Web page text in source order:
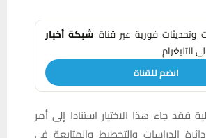
وتحديثات فورية عبر قناة شبكة أخبار
التليغرام
انضم للقناة
فقد جاء هذا الاختيار استنادا إلى أمر